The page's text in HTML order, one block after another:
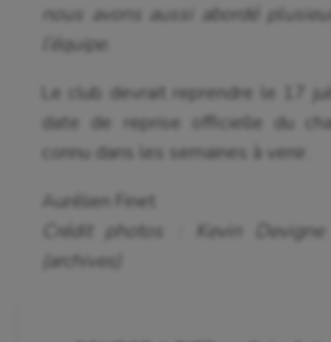
nous avons aussi abordé
l’équipe.
Le club devrait reprendre le 17
date de reprise officielle du
connu dans les semaines à venir.
Aurélien Finet
Crédit photos : Kevin
(archives)